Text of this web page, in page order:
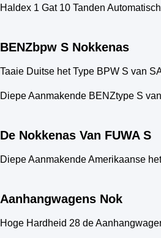
Haldex 1 Gat 10 Tanden
BENZbpw S Nokkenas
Taaie Duitse het Type BPW S van
Diepe Aanmakende BENZtype S
De Nokkenas Van FUWA S
Diepe Aanmakende Amerikaanse
Aanhangwagens Nok
Hoge Hardheid 28 de